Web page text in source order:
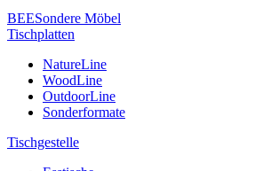
BEESondere Möbel
Tischplatten
NatureLine
WoodLine
OutdoorLine
Sonderformate
Tischgestelle